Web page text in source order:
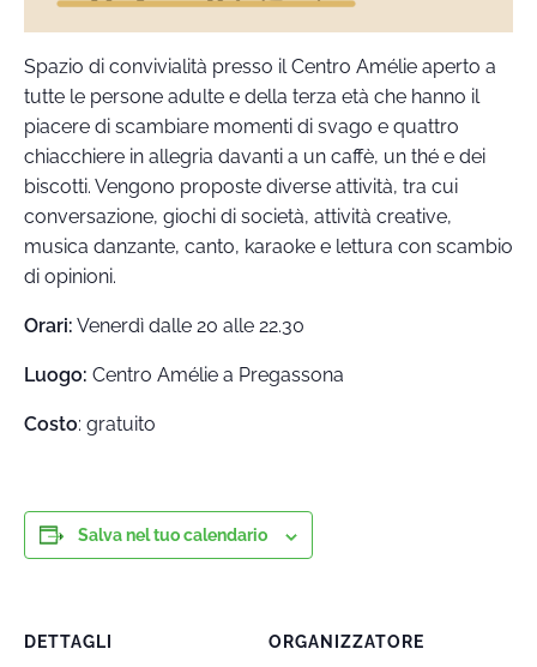
Spazio di convivialità presso il Centro Amélie aperto a
tutte le persone adulte e della terza età che hanno il
piacere di scambiare momenti di svago e quattro
chiacchiere in allegria davanti a un caffè, un thé e dei
biscotti. Vengono proposte diverse attività, tra cui
conversazione, giochi di società, attività creative,
musica danzante, canto, karaoke e lettura con scambio
di opinioni.
Orari: Venerdì dalle 20 alle 22.30
Luogo: Centro Amélie a Pregassona
Costo: gratuito
Salva nel tuo calendario
DETTAGLI
ORGANIZZATORE